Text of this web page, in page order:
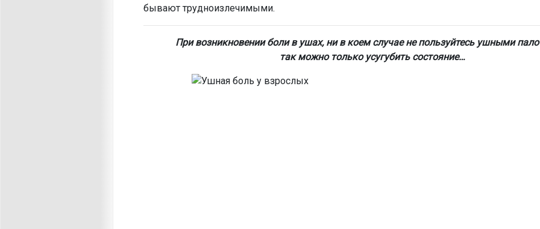
бывают трудноизлечимыми.
При возникновении боли в ушах, ни в коем случае не пользуйтесь ушными
так можно только усугубить состояние…